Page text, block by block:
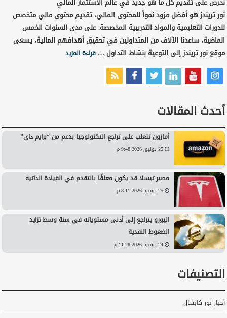
نور تريندز هو أفضل مزود نمواً للمحتوى المالي، تقديم محتوى مالي متخصص
للدورات التعليمية والمواد التدريبية المخصصة. على مدى السنوات الخمس
الماضية، ساعدنا الآلاف من المتداولين في تحقيق أهدافهم المالية، يسعى
موقع نور تريندز إلى التوعية بنشاط التداول …قراءة المزيد
أحدث المقالات
أمازون تتغلب على تراجع التكنولوجيا بدعم من “برايم داي”
25 يونيو, 2026 9:48 م
مصير تيسلا قد يكون معلقًا بالتقدم في القيادة الذاتية
25 يونيو, 2026 8:11 م
اليورو يتراجع إلى أدنى مستوياته في سنة وسط تزايد
الضغوط النقدية
24 يونيو, 2026 11:28 م
التصنيفات
أخبار نور كابيتال